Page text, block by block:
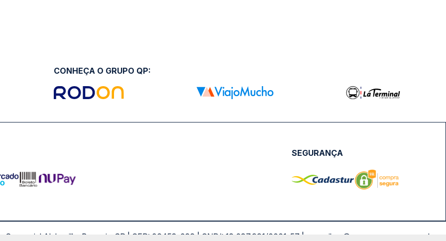
CONHEÇA O GRUPO QP:
SEGURANÇA
Alphaville, Barueri - SP | CEP: 06453-038 | CNPJ: 18.087.991/0001-57 | saconibus@queropassagem.com.br